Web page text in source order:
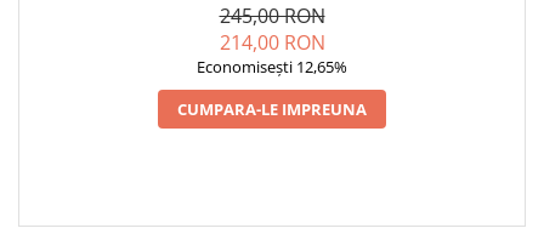
245,00 RON
214,00 RON
Economisești 12,65%
CUMPARA-LE IMPREUNA